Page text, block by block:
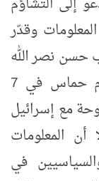
وقدّر
حسن نصر الله
قد أكد منذ ظهوره الأول بعد هجوم حماس في 7
مع إسرائيل
المعلومات
في